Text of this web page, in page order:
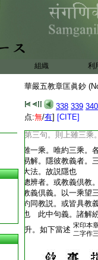
組織 利
華嚴五教章匡眞鈔
338 339 340
点:無/有] [CITE]
入十門。即屬別教。又
小乘。何以故。爲被圓
別。此等豈非同教。不
知。一乘別教是能目。
一乘三句者。或具教
義非教。約同教説。
乘説。隱彼無盡教
可解。初句。上約三
具教義。第二句。則
教非義。今泯三乘。
第三句。則上雖三乘
雖一乘。唯約三乘。
易解。隱彼教義者。
大法。故説隱也
總辨者。或教義倶教
教義倶義。以一乘望
約同教説。或皆具教
也 此中句義。諸解
升。如下當述 宋印本
二字作